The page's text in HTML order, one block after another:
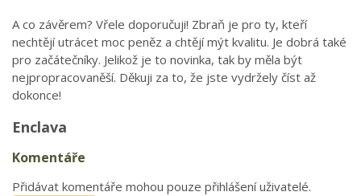
A co závěrem? Vřele doporučuji! Zbraň je pro ty, kteří
nechtějí utrácet moc peněz a chtějí mýt kvalitu. Je dobrá také
pro začátečníky. Jelikož je to novinka, tak by měla být
nejpropracovaněší. Děkuji za to, že jste vydržely číst až
dokonce!
Enclava
Komentáře
Přidávat komentáře mohou pouze přihlášení uživatelé.